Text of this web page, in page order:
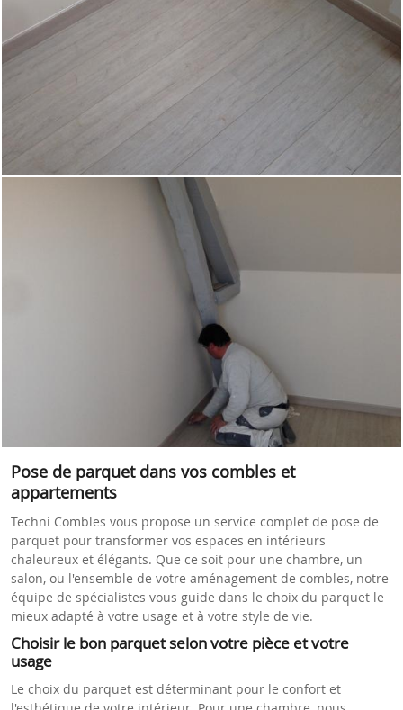
Pose de parquet dans vos combles et
appartements
Techni Combles vous propose un service complet de pose de
parquet pour transformer vos espaces en intérieurs
chaleureux et élégants. Que ce soit pour une chambre, un
salon, ou l'ensemble de votre aménagement de combles, notre
équipe de spécialistes vous guide dans le choix du parquet le
mieux adapté à votre usage et à votre style de vie.
Choisir le bon parquet selon votre pièce et votre
usage
Le choix du parquet est déterminant pour le confort et